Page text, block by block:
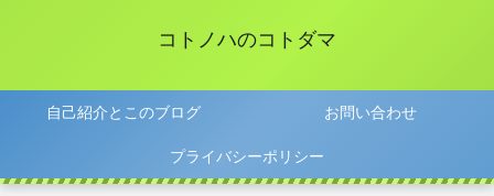
コトノハのコトダマ
自己紹介とこのブログ お問い合わせ
プライバシーポリシー